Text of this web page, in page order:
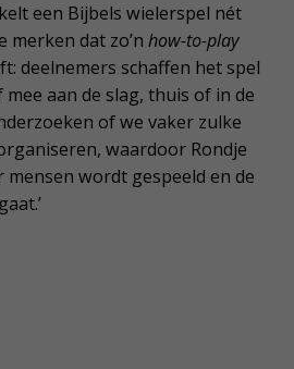
een Bijbels wielerspel nét
merken dat zo’n how-to-play
deelnemers schaffen het spel
aan de slag, thuis of in de
of we vaker zulke
waardoor Rondje
wordt gespeeld en de